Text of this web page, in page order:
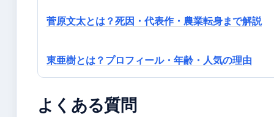
菅原文太とは？死因・代表作・農業転身まで解説
東亜樹とは？プロフィール・年齢・人気の理由
よくある質問